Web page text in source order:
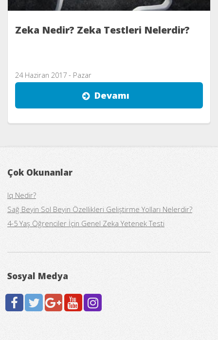
Zeka Nedir? Zeka Testleri Nelerdir?
24 Haziran 2017 - Pazar
Devamı
Çok Okunanlar
Iq Nedir?
Sağ Beyin Sol Beyin Özellikleri Geliştirme Yolları Nelerdir?
4-5 Yaş Öğrenciler İçin Genel Zeka Yetenek Testi
Sosyal Medya